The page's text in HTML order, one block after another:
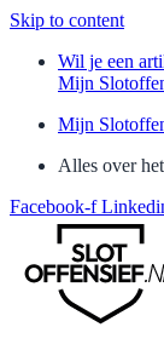
Skip to content
Wil je een
Mijn
Mijn
Alles over
Facebook-f